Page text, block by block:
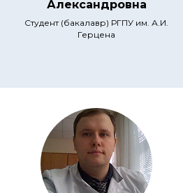
Александровна
Студент (бакалавр) РГПУ им. А.И.
Герцена